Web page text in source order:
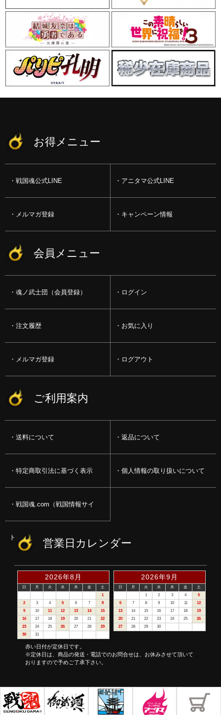
お得メニュー
戦国魂公式LINE アニタマ公式LINE
メルマガ登録 キャンペーン情報
会員メニュー
魂ノ武士団（会員登録） ログイン
注文履歴 お気に入り
メルマガ登録 ログアウト
ご利用案内
送料について 返品について
特定商取引法に基づく表示 個人情報の取り扱いについて
戦国魂.com（戦国情報サイ
ト） 営業日カレンダー
2026年8月
日 月 火 水 木 金
土
1
2
3 4 5 6 7
8
9
10 11 12 13 14
15
16
17 18 19 20 21
22
23
24 25 26 27 28
29
30
31
2026年9月
日 月 火 水 木 金
土
1
2 3 4
5
6
7 8 9 10 11
12
13
14 15 16 17 18
19
20
21 22 23 24 25
26
27
28 29 30
赤い日付が定休日です。
※定休日は、商品の発送・電話でのお問合せは、お休みさせて頂いて
おりますので予めご了承下さい。